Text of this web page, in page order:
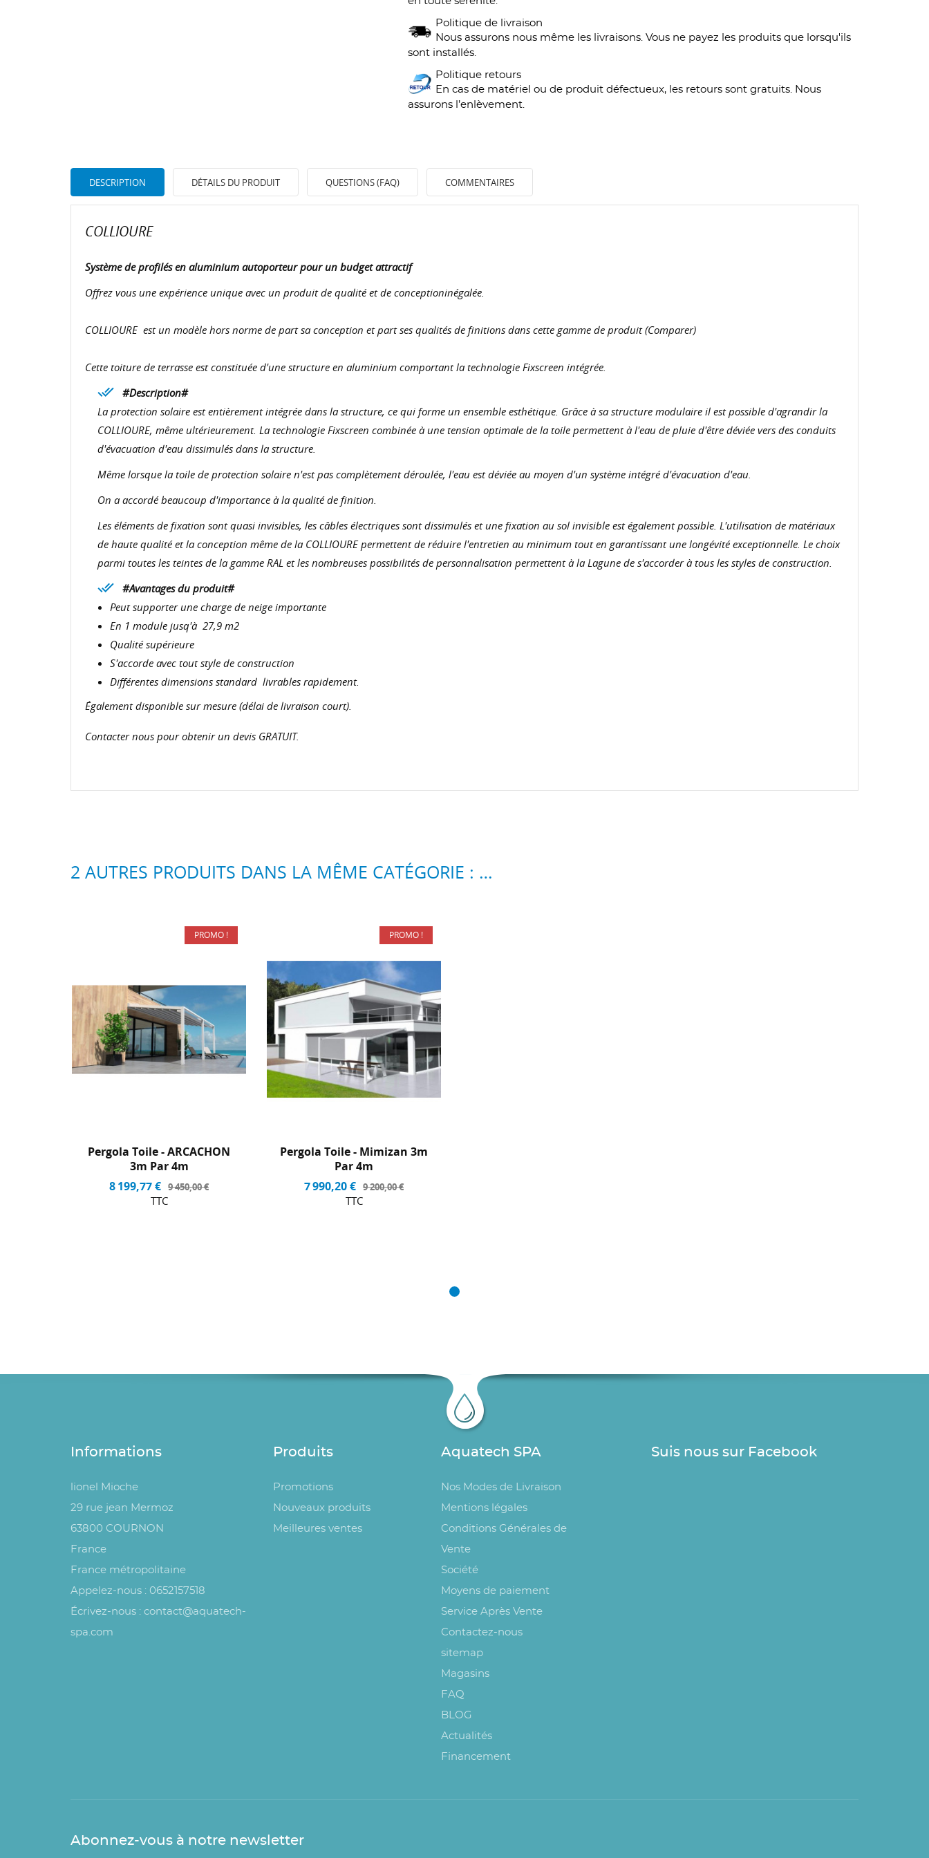
Politique de livraison
Nous assurons nous même les livraisons. Vous ne payez les produits que lorsqu'ils
sont installés.
Politique retours
En cas de matériel ou de produit défectueux, les retours sont gratuits. Nous
assurons l’enlèvement.
DESCRIPTION DÉTAILS DU PRODUIT QUESTIONS (FAQ) COMMENTAIRES
COLLIOURE
Système de profilés en aluminium autoporteur pour un budget attractif
Offrez vous une expérience unique avec un produit de qualité et de conceptioninégalée.
COLLIOURE est un modèle hors norme de part sa conception et part ses qualités de finitions dans cette gamme de produit (Comparer)
Cette toiture de terrasse est constituée d'une structure en aluminium comportant la technologie Fixscreen intégrée.
 #Description#
La protection solaire est entièrement intégrée dans la structure, ce qui forme un ensemble esthétique. Grâce à sa structure modulaire il est possible d'agrandir la
COLLIOURE, même ultérieurement. La technologie Fixscreen combinée à une tension optimale de la toile permettent à l'eau de pluie d'être déviée vers des conduits
d'évacuation d'eau dissimulés dans la structure.
Même lorsque la toile de protection solaire n'est pas complètement déroulée, l'eau est déviée au moyen d'un système intégré d'évacuation d'eau.
On a accordé beaucoup d'importance à la qualité de finition.
Les éléments de fixation sont quasi invisibles, les câbles électriques sont dissimulés et une fixation au sol invisible est également possible. L'utilisation de matériaux
de haute qualité et la conception même de la COLLIOURE permettent de réduire l'entretien au minimum tout en garantissant une longévité exceptionnelle. Le choix
parmi toutes les teintes de la gamme RAL et les nombreuses possibilités de personnalisation permettent à la Lagune de s'accorder à tous les styles de construction.
 #Avantages du produit#
Peut supporter une charge de neige importante
En 1 module jusq'à 27,9 m2
Qualité supérieure
S'accorde avec tout style de construction
Différentes dimensions standard livrables rapidement.
Également disponible sur mesure (délai de livraison court).
Contacter nous pour obtenir un devis GRATUIT.
2 AUTRES PRODUITS DANS LA MÊME CATÉGORIE :
-13,23%
PROMO !
Pergola Toile - ARCACHON
3m Par 4m
8 199,77 € 9 450,00 €
TTC
-13,15%
PROMO !
Pergola Toile - Mimizan 3m
Par 4m
7 990,20 € 9 200,00 €
TTC
Informations
lionel Mioche
29 rue jean Mermoz
63800 COURNON
France
France métropolitaine
Appelez-nous : 0652157518
Écrivez-nous : contact@aquatech-
spa.com
Produits
Promotions
Nouveaux produits
Meilleures ventes
Aquatech SPA
Nos Modes de Livraison
Mentions légales
Conditions Générales de
Vente
Société
Moyens de paiement
Service Après Vente
Contactez-nous
sitemap
Magasins
FAQ
BLOG
Actualités
Financement
Suis nous sur Facebook
Abonnez-vous à notre newsletter